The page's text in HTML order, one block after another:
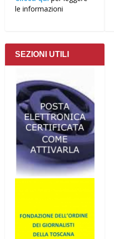
le informazioni
SEZIONI UTILI